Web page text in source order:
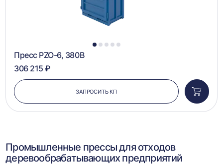
1 2 3 4 5
Пресс PZO-6, 380В
306 215 ₽
ЗАПРОСИТЬ КП
в
Промышленные прессы для отходов
деревообрабатывающих предприятий